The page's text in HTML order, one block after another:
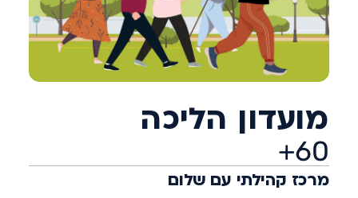
מועדון הליכה
60+
מרכז קהילתי עם שלום